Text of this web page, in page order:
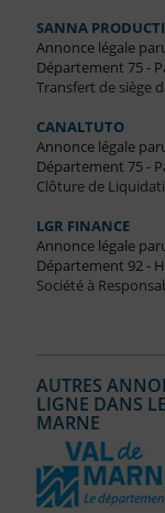
SANNA
Annonce légale
Département 75 -
Transfert de siège
CANALTUTO
Annonce légale
Département 75 -
Clôture de
LGR FINANCE
Annonce légale
Département 92 -
Société à
AUTRES
LIGNE DANS
MARNE